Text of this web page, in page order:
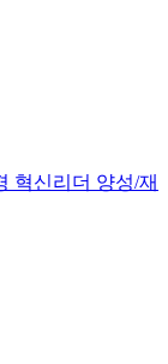
혁신리더 양성/재